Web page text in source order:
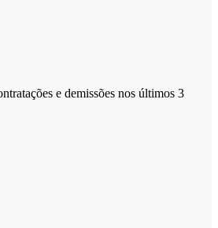
e demissões nos últimos 3